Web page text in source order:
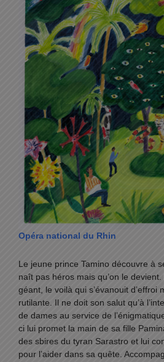
Opéra national du Rhin
Le jeune prince Tamino découvre à
naît pas héros mais qu’on le
géant, le voilà qui s’évanouit d’effroi
rutilante. Il ne doit son salut qu’à
de dames au service de
ci lui promet la main de sa fille
des sbires du tyran Sarastro et lui
pour l’aider dans sa quête.